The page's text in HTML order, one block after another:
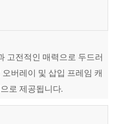
고전적인 매력으로 두드러
버레이 및 삽입 프레임 캐
로 제공됩니다.